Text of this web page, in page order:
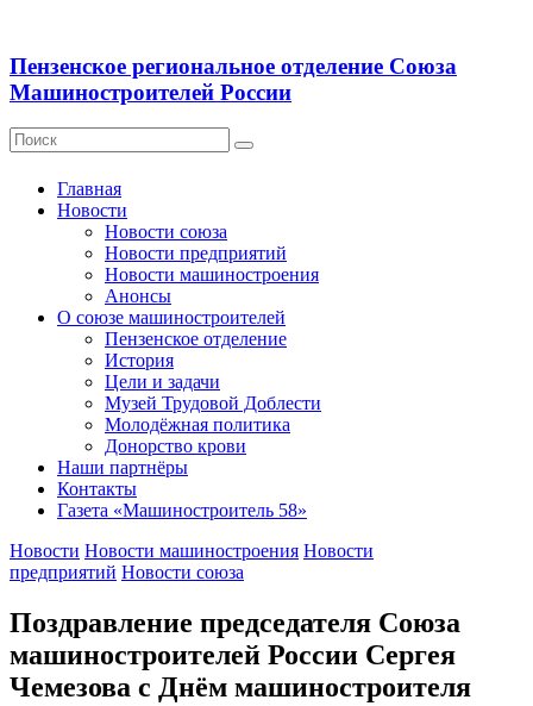
Пензенское региональное отделение Союза
Машиностроителей России
Главная
Новости
Новости союза
Новости предприятий
Новости машиностроения
Анонсы
О союзе машиностроителей
Пензенское отделение
История
Цели и задачи
Музей Трудовой Доблести
Молодёжная политика
Донорство крови
Наши партнёры
Контакты
Газета «Машиностроитель 58»
Новости Новости машиностроения Новости
предприятий Новости союза
Поздравление председателя Союза
машиностроителей России Сергея
Чемезова с Днём машиностроителя